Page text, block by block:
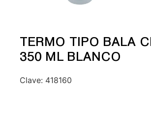
TERMO TIPO BALA
350 ML BLANCO
Clave: 418160